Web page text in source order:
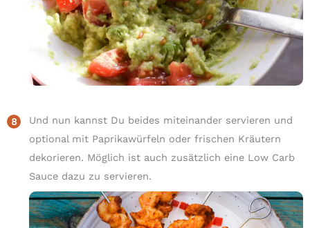
Und nun kannst Du beides miteinander servieren und
optional mit Paprikawürfeln oder frischen Kräutern
dekorieren. Möglich ist auch zusätzlich eine Low Carb
Sauce dazu zu servieren.